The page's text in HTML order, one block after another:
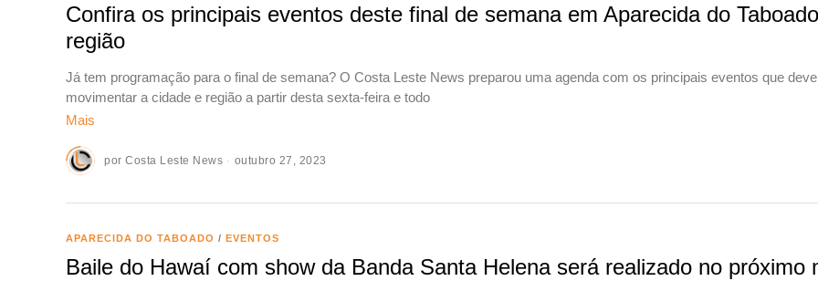
Confira os principais eventos deste final de semana em Aparecida do
região
Já tem programação para o final de semana? O Costa Leste News preparou uma agenda com os principais eventos que
movimentar a cidade e região a partir desta sexta-feira e todo
Mais
por Costa Leste News outubro 27, 2023
APARECIDA DO TABOADO / EVENTOS
Baile do Hawaí com show da Banda Santa Helena será realizado no próximo